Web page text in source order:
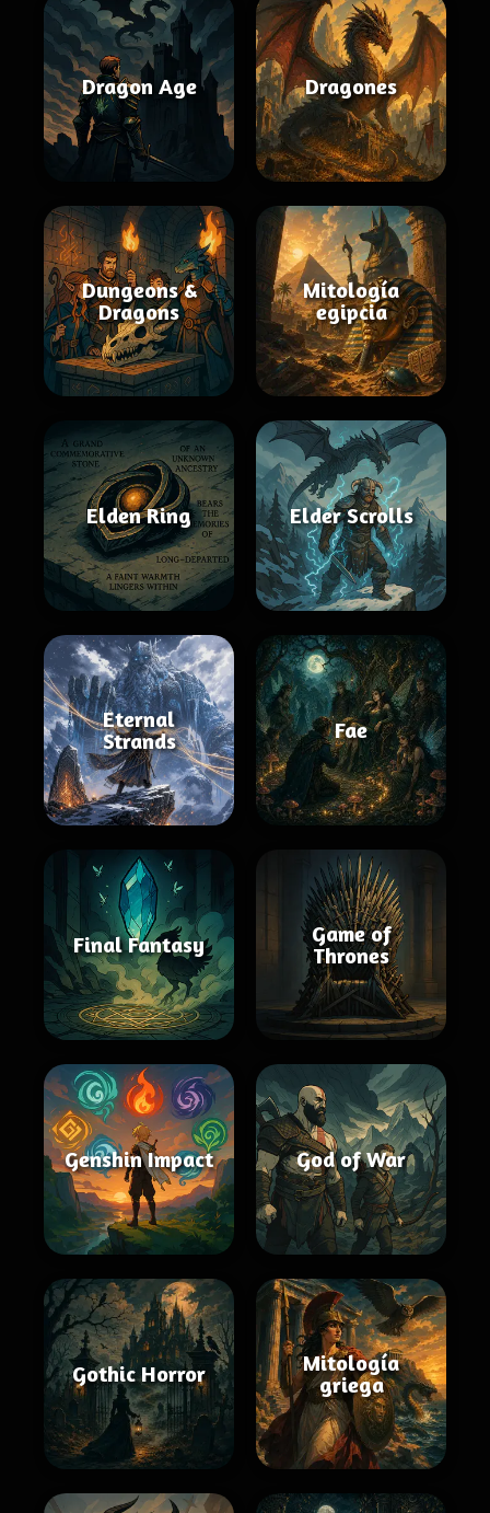
Dragon Age Dragones
Dungeons &
Dragons
Mitología
egipcia
Elden Ring Elder Scrolls
Eternal
Strands
Fae
Final Fantasy
Game of
Thrones
Genshin Impact God of War
Gothic Horror
Mitología
griega